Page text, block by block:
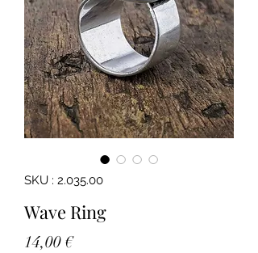
SKU : 2.035.00
Wave Ring
14,00 €Prix